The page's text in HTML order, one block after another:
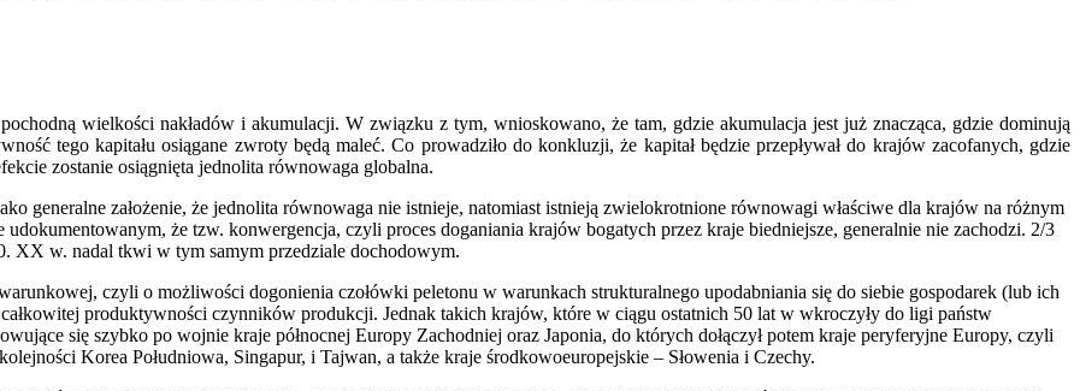
wielkości nakładów i akumulacji. W związku z tym, wnioskowano, że tam, gdzie akumulacja jest już znacząca, gdzie dominują
tego kapitału osiągane zwroty będą maleć. Co prowadziło do konkluzji, że kapitał będzie przepływał do krajów zacofanych, gdzie
zostanie osiągnięta jednolita równowaga globalna.
generalne założenie, że jednolita równowaga nie istnieje, natomiast istnieją zwielokrotnione równowagi właściwe dla krajów na różnym
że tzw. konwergencja, czyli proces doganiania krajów bogatych przez kraje biedniejsze, generalnie nie zachodzi. 2/3
XX w. nadal tkwi w tym samym przedziale dochodowym.
czyli o możliwości dogonienia czołówki peletonu w warunkach strukturalnego upodabniania się do siebie gospodarek (lub ich
produktywności czynników produkcji. Jednak takich krajów, które w ciągu ostatnich 50 lat w wkroczyły do ligi państw
się szybko po wojnie kraje północnej Europy Zachodniej oraz Japonia, do których dołączył potem kraje peryferyjne Europy, czyli
Korea Południowa, Singapur, i Tajwan, a także kraje środkowoeuropejskie – Słowenia i Czechy.